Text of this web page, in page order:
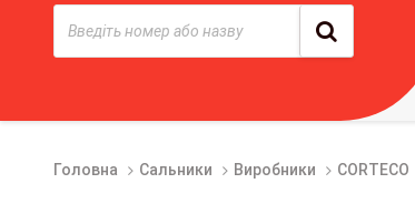
Головна Сальники Виробники CORTECO